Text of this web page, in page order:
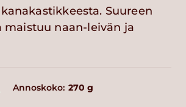
Suureen
maistuu naan-leivän ja
Annoskoko: 270 g